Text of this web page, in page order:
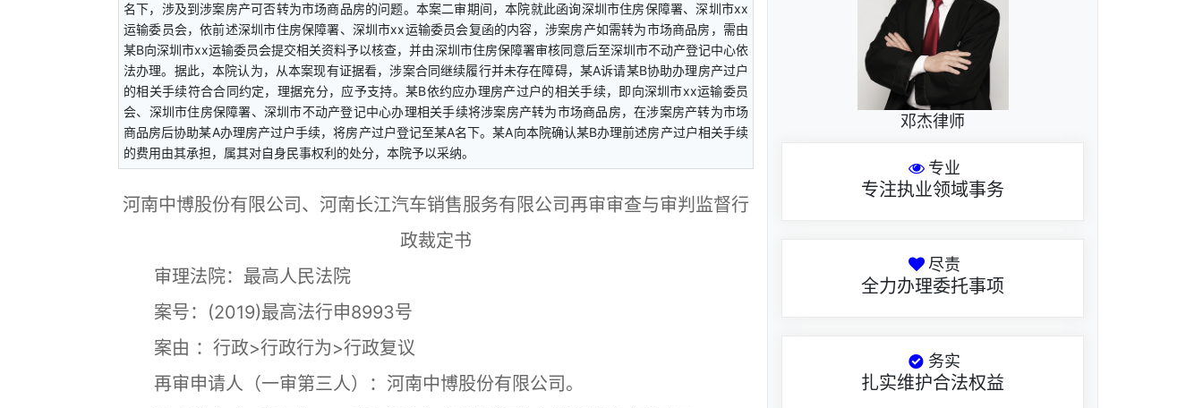
名下，涉及到涉案房产可否转为市场商品房的问题。本案二审期间，本院就此函询深圳市住房保障署、深圳市xx
运输委员会，依前述深圳市住房保障署、深圳市xx运输委员会复函的内容，涉案房产如需转为市场商品房，需由
某B向深圳市xx运输委员会提交相关资料予以核查，并由深圳市住房保障署审核同意后至深圳市不动产登记中心依
法办理。据此，本院认为，从本案现有证据看，涉案合同继续履行并未存在障碍，某A诉请某B协助办理房产过户
的相关手续符合合同约定，理据充分，应予支持。某B依约应办理房产过户的相关手续，即向深圳市xx运输委员
会、深圳市住房保障署、深圳市不动产登记中心办理相关手续将涉案房产转为市场商品房，在涉案房产转为市场
商品房后协助某A办理房产过户手续，将房产过户登记至某A名下。某A向本院确认某B办理前述房产过户相关手续
的费用由其承担，属其对自身民事权利的处分，本院予以采纳。
河南中博股份有限公司、河南长江汽车销售服务有限公司再审审查与审判监督行
政裁定书
审理法院：最高人民法院
案号：(2019)最高法行申8993号
案由 ：行政>行政行为>行政复议
再审申请人（一审第三人）：河南中博股份有限公司。
邓杰律师
专业
专注执业领域事务
尽责
全力办理委托事项
务实
扎实维护合法权益